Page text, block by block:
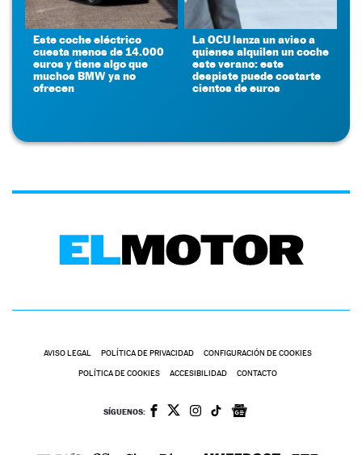
Este coche eléctrico
cuesta menos de 14.000
euros y tiene algo que
muchos BMW ya no
ofrecen
La OCU lanza un aviso a
quienes alquilen un coche
este verano: este
despiste puede costarte
cientos de euros
AVISO LEGAL POLÍTICA DE PRIVACIDAD CONFIGURACIÓN DE COOKIES
POLÍTICA DE COOKIES ACCESIBILIDAD CONTACTO
SÍGUENOS: